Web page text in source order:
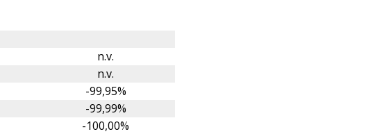
n.v.
n.v.
-99,95%
-99,99%
-100,00%